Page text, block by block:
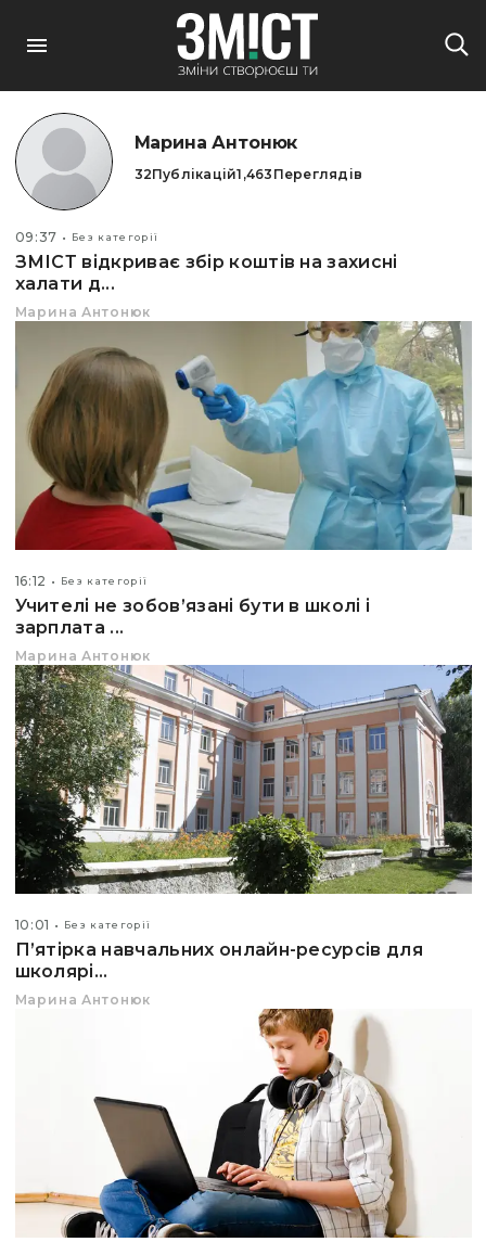
Марина Антонюк
32Публікацій1,463 Переглядів
09:37 Без категорії
ЗМІСТ відкриває збір коштів на захисні
халати д...
Марина Антонюк
16:12 Без категорії
Учителі не зобов’язані бути в школі і
зарплата ...
Марина Антонюк
10:01 Без категорії
П’ятірка навчальних онлайн-ресурсів для
школярі...
Марина Антонюк